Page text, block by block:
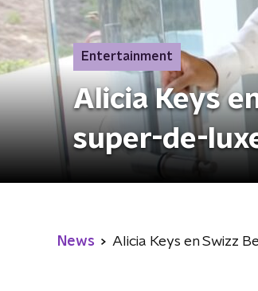
Entertainment
Alicia Keys
super-de-
News Alicia Keys en Swizz